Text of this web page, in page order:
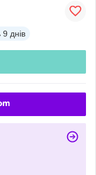
9 днів